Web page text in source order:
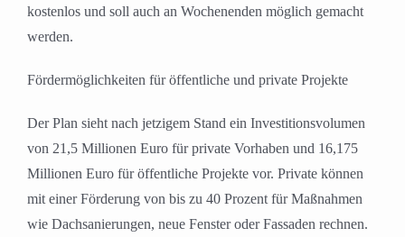
kostenlos und soll auch an Wochenenden möglich gemacht
werden.
Fördermöglichkeiten für öffentliche und private Projekte
Der Plan sieht nach jetzigem Stand ein Investitionsvolumen
von 21,5 Millionen Euro für private Vorhaben und 16,175
Millionen Euro für öffentliche Projekte vor. Private können
mit einer Förderung von bis zu 40 Prozent für Maßnahmen
wie Dachsanierungen, neue Fenster oder Fassaden rechnen.